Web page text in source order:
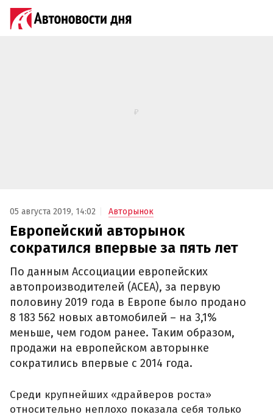
05 августа 2019, 14:02 Авторынок
Европейский авторынок
сократился впервые за пять лет
По данным Ассоциации европейских
автопроизводителей (АСЕА), за первую
половину 2019 года в Европе было продано
8 183 562 новых автомобилей – на 3,1%
меньше, чем годом ранее. Таким образом,
продажи на европейском авторынке
сократились впервые с 2014 года.
Среди крупнейших «драйверов роста»
относительно неплохо показала себя только